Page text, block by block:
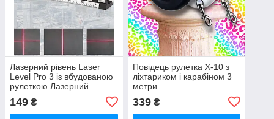
Лазерний рівень Laser
Level Pro 3 із вбудованою
рулеткою Лазерний
нівелір, рівень з рулеткою,
мультитул Laser Level Pro
3
149 ₴
Повідець рулетка X-10 з
ліхтариком і карабіном 3
метри
339₴